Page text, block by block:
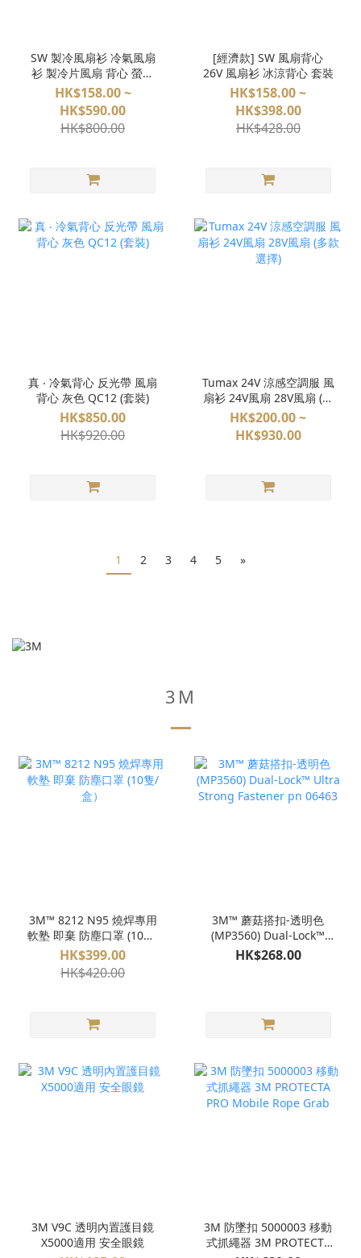
SW 製冷風扇衫 冷氣風扇
衫 製冷片風扇 背心 螢光
銀灰 Cooling Fan Vest
HK$158.00 ~
HK$590.00
HK$800.00
[經濟款] SW 風扇背心
26V 風扇衫 冰涼背心 套裝
HK$158.00 ~
HK$398.00
HK$428.00
真 ‧ 冷氣背心 反光帶 風扇
背心 灰色 QC12 (套裝)
HK$850.00
HK$920.00
Tumax 24V 涼感空調服 風
扇衫 24V風扇 28V風扇 (多
款選擇)
HK$200.00 ~
HK$930.00
1 2 3 4 5 »
3M
3M™ 8212 N95 燒焊專用
軟塾 即棄 防塵口罩 (10隻/
盒）
HK$399.00
HK$420.00
3M™ 蘑菇搭扣-透明色
(MP3560) Dual-Lock™
Ultra Strong Fastener
pn 06463
HK$268.00
3M V9C 透明內置護目鏡
X5000適用 安全眼鏡
3M 防墜扣 5000003 移動
式抓繩器 3M PROTECTA